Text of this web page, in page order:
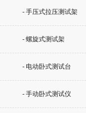
- 手压式拉压测试架
- 螺旋式测试架
- 电动卧式测试台
- 手动卧式测试仪